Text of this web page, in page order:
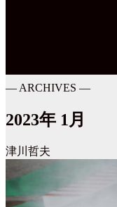
― ARCHIVES ―
2023年 1月
津川哲夫